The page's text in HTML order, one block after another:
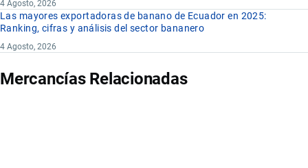
4 Agosto, 2026
Las mayores exportadoras de banano de Ecuador en 2025:
Ranking, cifras y análisis del sector bananero
4 Agosto, 2026
Mercancías Relacionadas